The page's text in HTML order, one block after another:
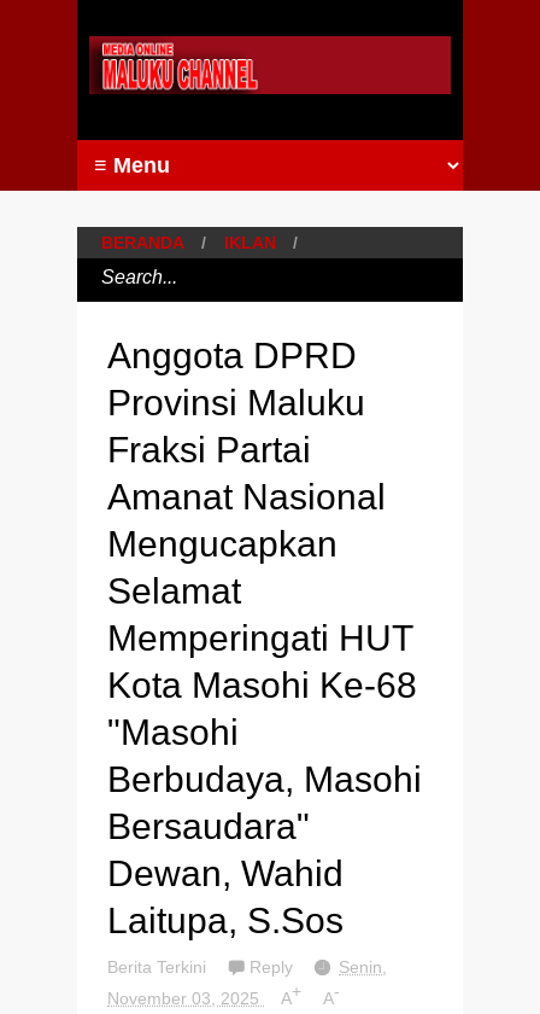
BERANDA / IKLAN /
Anggota DPRD
Provinsi Maluku
Fraksi Partai
Amanat Nasional
Mengucapkan
Selamat
Memperingati HUT
Kota Masohi Ke-68
"Masohi
Berbudaya, Masohi
Bersaudara"
Dewan, Wahid
Laitupa, S.Sos
Berita Terkini Reply
Senin,
November 03, 2025
A+ A-